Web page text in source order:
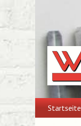
content
Startseite